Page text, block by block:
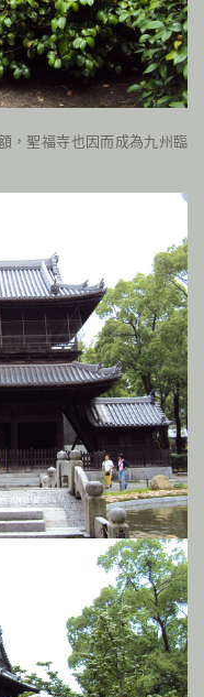
，聖福寺也因而成為九州臨